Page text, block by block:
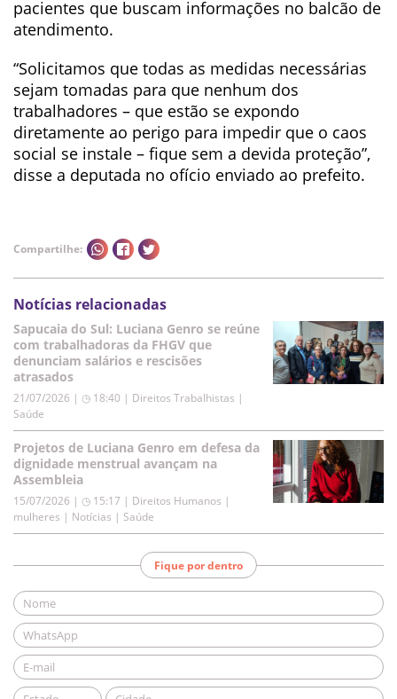
pacientes que buscam informações no balcão de
atendimento.
“Solicitamos que todas as medidas necessárias
sejam tomadas para que nenhum dos
trabalhadores – que estão se expondo
diretamente ao perigo para impedir que o caos
social se instale – fique sem a devida proteção”,
disse a deputada no ofício enviado ao prefeito.
Compartilhe:
Notícias relacionadas
Sapucaia do Sul: Luciana Genro se reúne
com trabalhadoras da FHGV que
denunciam salários e rescisões
atrasados
21/07/2026 | ◷ 18:40 | Direitos Trabalhistas |
Saúde
Projetos de Luciana Genro em defesa da
dignidade menstrual avançam na
Assembleia
15/07/2026 | ◷ 15:17 | Direitos Humanos |
mulheres | Notícias | Saúde
Fique por dentro